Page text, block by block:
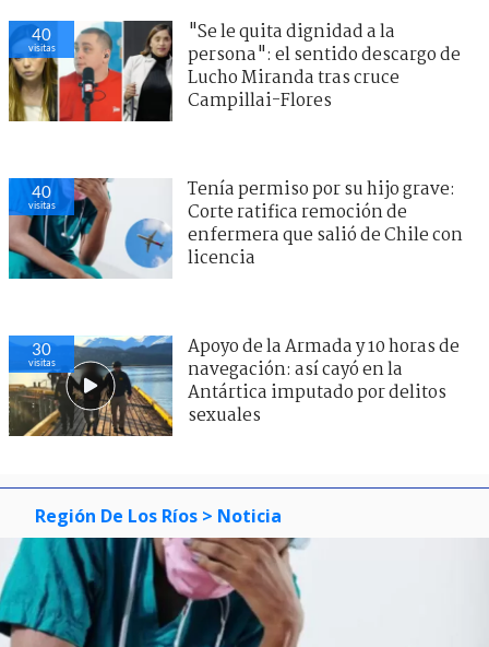
40
visitas
"Se le quita dignidad a la
persona": el sentido descargo de
Lucho Miranda tras cruce
Campillai-Flores
40
visitas
Tenía permiso por su hijo grave:
Corte ratifica remoción de
enfermera que salió de Chile con
licencia
30
visitas
Apoyo de la Armada y 10 horas de
navegación: así cayó en la
Antártica imputado por delitos
sexuales
Región De Los Ríos > Noticia